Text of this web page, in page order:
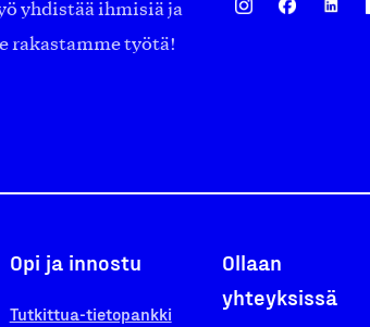
yhdistää ihmisiä ja
rakastamme työtä!
Opi ja innostu
Tutkittua-tietopankki
Ollaan
yhteyksissä